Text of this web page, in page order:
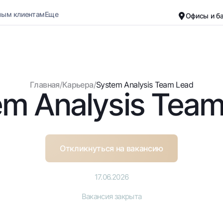
Вклады
Для всех
До востребования
Возможно все
Карты
Бесплатные
Премиальные
UzCard/HUMO
клиентамЕще Офисы и
Черно-белая версия
Включить озвучивание
Главная/Карьера/System Analysis Team Lead
Analysis
Откликнуться на вакансию
17.06.2026
Вакансия закрыта